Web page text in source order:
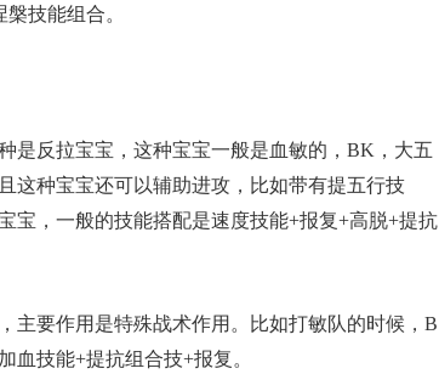
技能组合。
是反拉宝宝，这种宝宝一般是血敏的，BK，大五
这种宝宝还可以辅助进攻，比如带有提五行技
宝，一般的技能搭配是速度技能+报复+高脱+提抗
主要作用是特殊战术作用。比如打敏队的时候，B
血技能+提抗组合技+报复。